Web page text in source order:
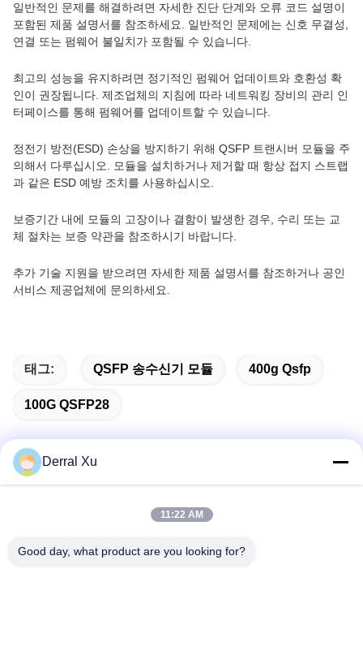
일반적인 문제를 해결하려면 자세한 진단 단계와 오류 코드 설명이
포함된 제품 설명서를 참조하세요. 일반적인 문제에는 신호 무결성,
연결 또는 펌웨어 불일치가 포함될 수 있습니다.
최고의 성능을 유지하려면 정기적인 펌웨어 업데이트와 호환성 확
인이 권장됩니다. 제조업체의 지침에 따라 네트워킹 장비의 관리 인
터페이스를 통해 펌웨어를 업데이트할 수 있습니다.
정전기 방전(ESD) 손상을 방지하기 위해 QSFP 트랜시버 모듈을 주
의해서 다루십시오. 모듈을 설치하거나 제거할 때 항상 접지 스트랩
과 같은 ESD 예방 조치를 사용하십시오.
보증기간 내에 모듈의 고장이나 결함이 발생한 경우, 수리 또는 교
체 절차는 보증 약관을 참조하시기 바랍니다.
추가 기술 지원을 받으려면 자세한 제품 설명서를 참조하거나 공인
서비스 제공업체에 문의하세요.
태그: QSFP 송수신기 모듈 400g Qsfp
100G QSFP28
주소
Derral Xu
11:22 AM
Good day, what product are you looking for?